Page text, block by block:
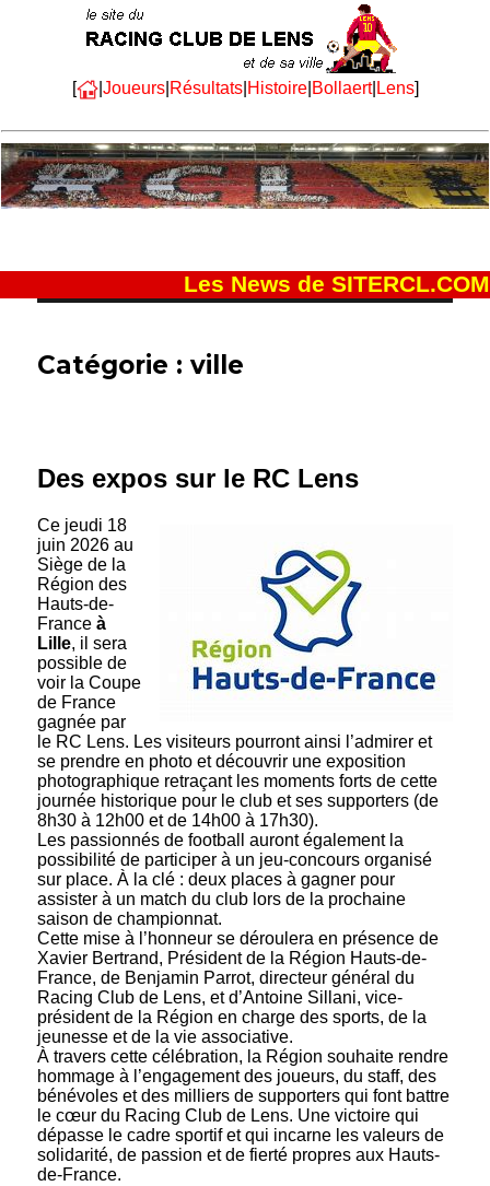
[ | Joueurs| Résultats| Histoire| Bollaert| Lens]
Les News de SITERCL.COM
Catégorie :ville
Des expos sur le RC Lens
Ce jeudi 18
juin 2026 au
Siège de la
Région des
Hauts-de-
Franceà
Lille, il sera
possible de
voir la Coupe
de France
gagnée par
le RC Lens. Les visiteurs pourront ainsi l’admirer et
se prendre en photo et découvrir une exposition
photographique retraçant les moments forts de cette
journée historique pour le club et ses supporters (de
8h30 à 12h00 et de 14h00 à 17h30).
Les passionnés de football auront également la
possibilité de participer à un jeu-concours organisé
sur place. À la clé : deux places à gagner pour
assister à un match du club lors de la prochaine
saison de championnat.
Cette mise à l’honneur se déroulera en présence de
Xavier Bertrand, Président de la Région Hauts-de-
France, de Benjamin Parrot, directeur général du
Racing Club de Lens, et d’Antoine Sillani, vice-
président de la Région en charge des sports, de la
jeunesse et de la vie associative.
À travers cette célébration, la Région souhaite rendre
hommage à l’engagement des joueurs, du staff, des
bénévoles et des milliers de supporters qui font battre
le cœur du Racing Club de Lens. Une victoire qui
dépasse le cadre sportif et qui incarne les valeurs de
solidarité, de passion et de fierté propres aux Hauts-
de-France.